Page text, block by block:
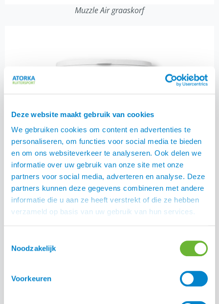
Deze website maakt gebruik van cookies
We gebruiken cookies om content en advertenties te
personaliseren, om functies voor social media te bieden
en om ons websiteverkeer te analyseren. Ook delen we
informatie over uw gebruik van onze site met onze
partners voor social media, adverteren en analyse. Deze
partners kunnen deze gegevens combineren met andere
informatie die u aan ze heeft verstrekt of die ze hebben
verzameld op basis van uw gebruik van hun services.
Noodzakelijk
Voorkeuren
Muzzle Air graaskorf